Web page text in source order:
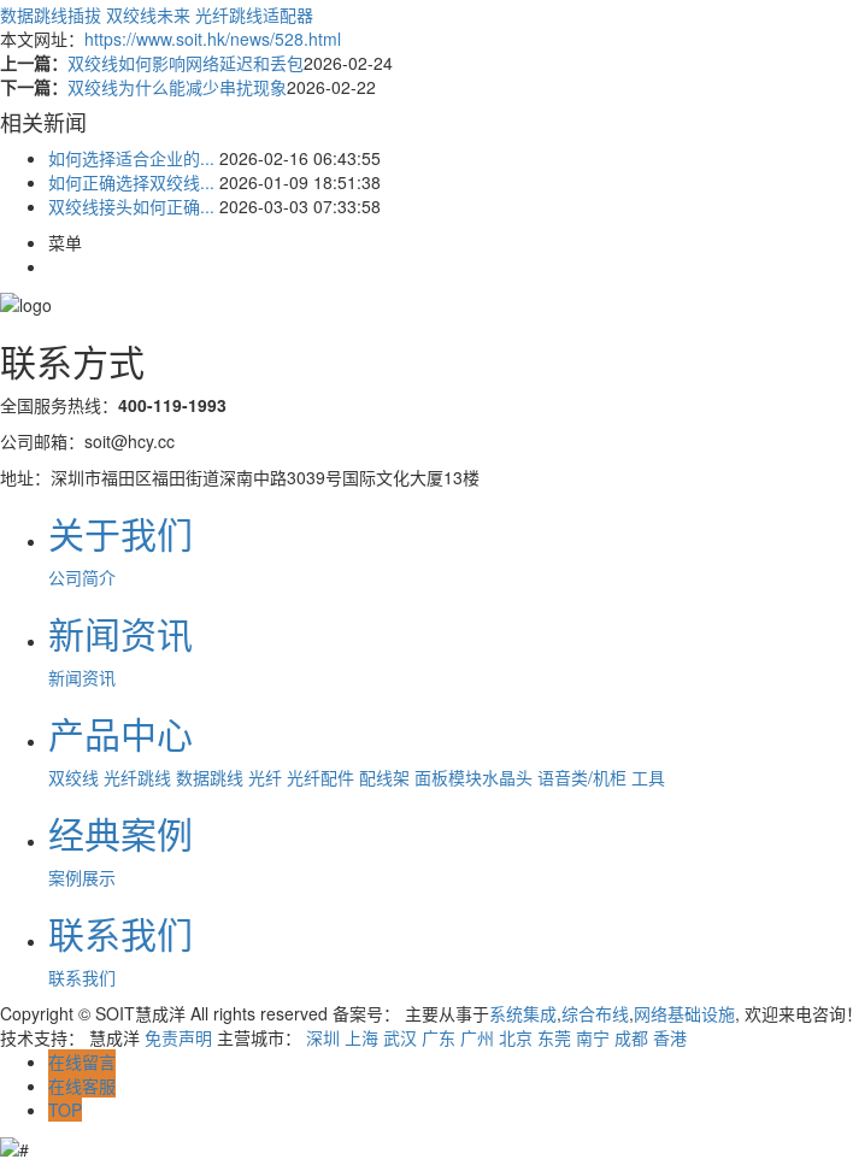
数据跳线插拔 双绞线未来 光纤跳线适配器
本文网址： https://www.soit.hk/news/528.html
上一篇： 双绞线如何影响网络延迟和丢包2026-02-24
下一篇： 双绞线为什么能减少串扰现象2026-02-22
相关新闻
如何选择适合企业的... 2026-02-16 06:43:55
如何正确选择双绞线... 2026-01-09 18:51:38
双绞线接头如何正确... 2026-03-03 07:33:58
菜单
联系方式
全国服务热线： 400-119-1993
公司邮箱：soit@hcy.cc
地址：深圳市福田区福田街道深南中路3039号国际文化大厦13楼
关于我们
公司简介
新闻资讯
新闻资讯
产品中心
双绞线 光纤跳线 数据跳线 光纤 光纤配件 配线架 面板模块水晶头 语音类/机柜 工具
经典案例
案例展示
联系我们
联系我们
Copyright © SOIT慧成洋 All rights reserved 备案号：
主要从事于系统集成,综合布线,网络基础设施, 欢迎来电咨询！
技术支持： 慧成洋 免责声明 主营城市： 深圳 上海 武汉 广东 广州 北京 东莞 南宁 成都 香港
在线留言
在线客服
TOP